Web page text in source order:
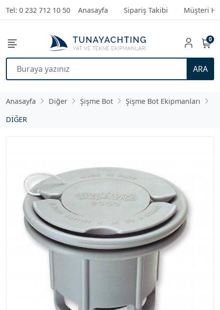
Tel: 0 232 712 10 50 Anasayfa Sipariş Takibi Müşteri
ARA
0
Anasayfa Diğer Şişme Bot
Şişme Bot Ekipmanları
DİĞER